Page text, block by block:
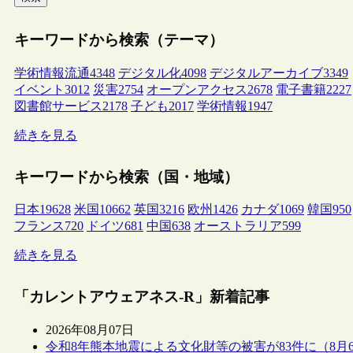
キーワードから検索（テーマ）
学術情報流通4348 デジタル化4098 デジタルアーカイブ3349
イベント 3012 災害2754 オープンアクセス2678 電子書籍2227
図書館サービス2178 子ども2017 学術情報1947
続きを見る
キーワードから検索（国・地域）
日本19628 米国 10662 英国3216 欧州 1426 カナダ1069 韓国950
フランス720 ドイツ681 中国638 オーストラリア599
続きを見る
「カレントアウェアネス-R」新着記事
2026年08月07日
令和8年熊本地震による文化財等の被害が83件に（8月